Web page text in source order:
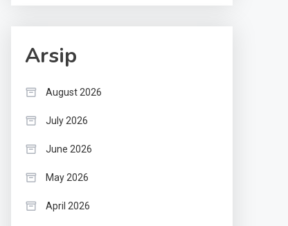
Arsip
August 2026
July 2026
June 2026
May 2026
April 2026